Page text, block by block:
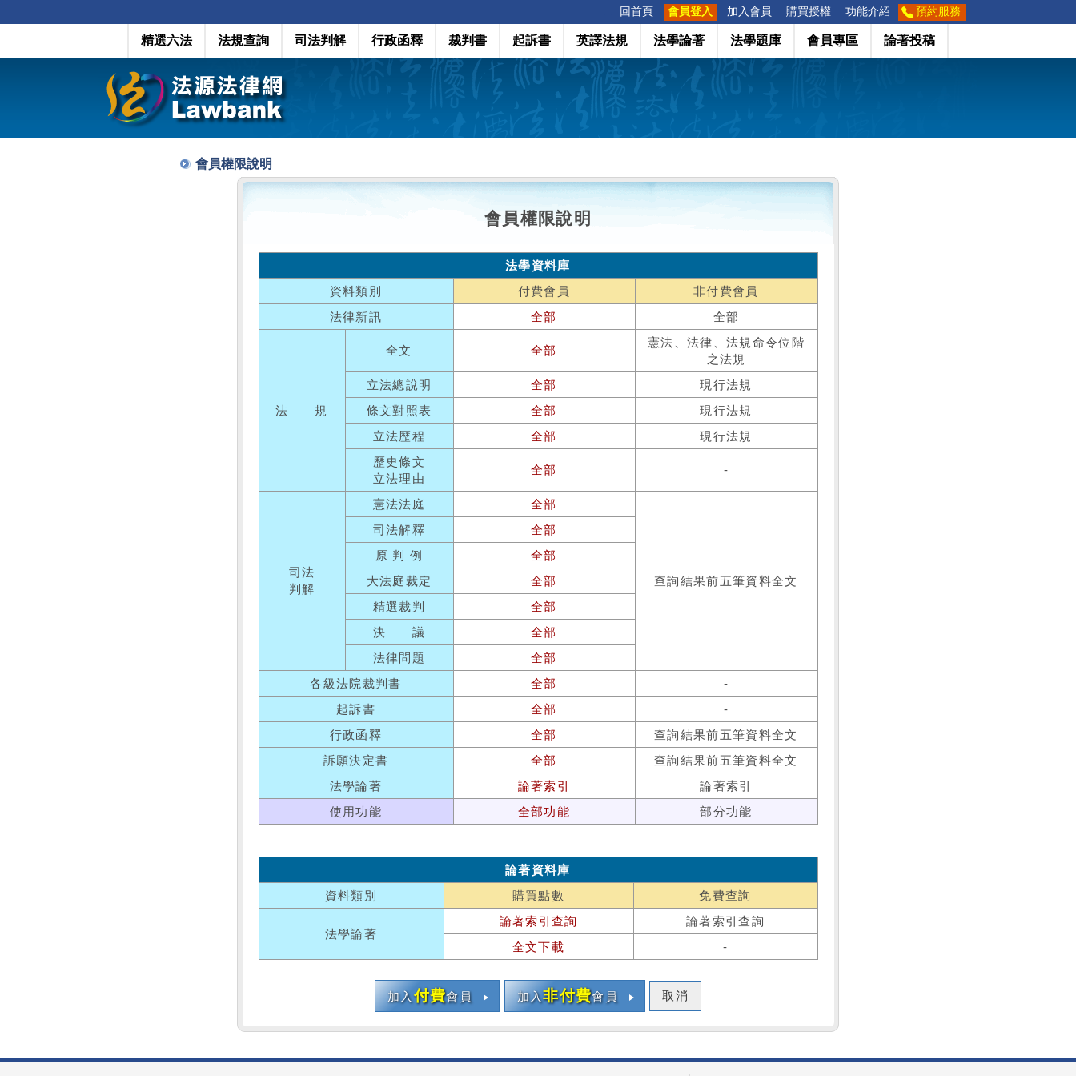
回首頁 會員登入 加入會員 購買授權 功能介紹 預約服務
精選六法 法規查詢 司法判解 行政函釋 裁判書 起訴書 英譯法規 法學論著 法學題庫 會員專區 論著投稿
會員權限說明
會員權限說明
法學資料庫
資料類別
付費會員
非付費會員
法律新訊
全部 全部
法 規
全文 全部
憲法、法律、法規命令位階
之法規
立法總說明
全部
現行法規
條文對照表
全部
現行法規
立法歷程
全部
現行法規
歷史條文
立法理由
全部 -
司法
判解
憲法法庭 全部
查詢結果前五筆資料全文
司法解釋
全部
原 判 例
全部
大法庭裁定
全部
精選裁判
全部
決 議
全部
法律問題
全部
各級法院裁判書
全部
-
起訴書
全部
-
行政函釋
全部
查詢結果前五筆資料全文
訴願決定書
全部
查詢結果前五筆資料全文
法學論著
論著索引
論著索引
使用功能
全部功能 部分功能
論著資料庫
資料類別
購買點數 免費查詢
法學論著
論著索引查詢
論著索引查詢
全文下載
-
加入付費會員 加入非付費會員 取消